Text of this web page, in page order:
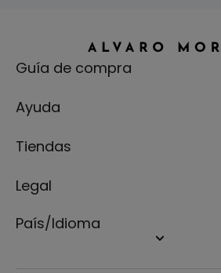
Guía de compra
Ayuda
Tiendas
Legal
País/Idioma